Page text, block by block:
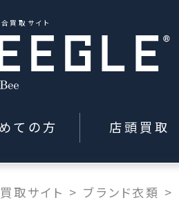
買取サイト
ての方 店頭買取
取サイト > ブランド衣類 >